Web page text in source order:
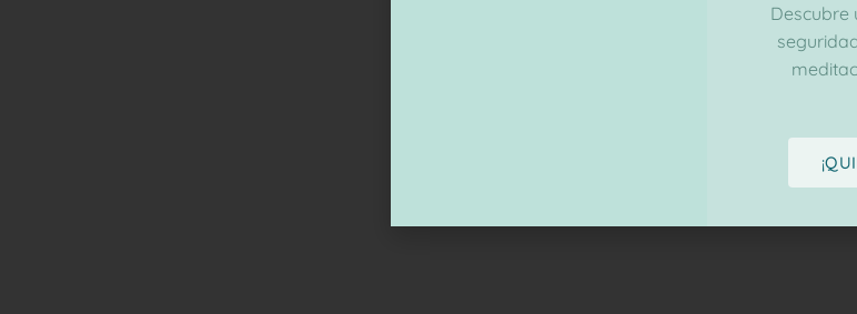
Descubre